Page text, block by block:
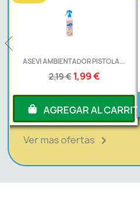
ASEVI AMBIENTADOR PISTOLA...
2,19 € 1,99 €
AGREGAR AL CARRITO
Ver mas ofertas 